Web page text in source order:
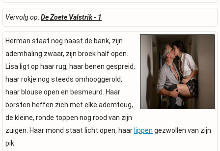
Vervolg op:De Zoete Valstrik - 1
Herman staat nog naast de bank, zijn
ademhaling zwaar, zijn broek half open.
Lisa ligt op haar rug, haar benen gespreid,
haar rokje nog steeds omhooggerold,
haar blouse open en besmeurd. Haar
borsten heffen zich met elke ademteug,
de kleine, ronde toppen nog rood van zijn
zuigen. Haar mond staat licht open, haar lippen gezwollen van zijn
pik.